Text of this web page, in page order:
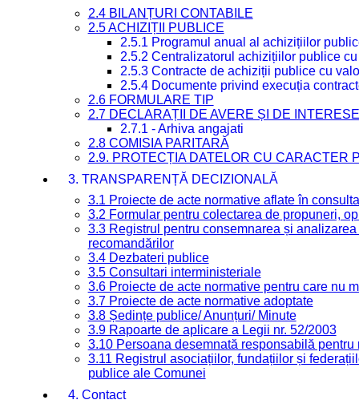
2.4 BILANȚURI CONTABILE
2.5 ACHIZIȚII PUBLICE
2.5.1 Programul anual al achizițiilor
2.5.2 Centralizatorul achizițiilor publice
2.5.3 Contracte de achiziții publice cu
2.5.4 Documente privind execuția
2.6 FORMULARE TIP
2.7 DECLARAȚII DE AVERE ȘI DE INTERESE
2.7.1 - Arhiva angajati
2.8 COMISIA PARITARĂ
2.9. PROTECȚIA DATELOR CU CARACTER
3. TRANSPARENȚĂ DECIZIONALĂ
3.1 Proiecte de acte normative aflate în
3.2 Formular pentru colectarea de propuneri,
3.3 Registrul pentru consemnarea și
recomandărilor
3.4 Dezbateri publice
3.5 Consultari interministeriale
3.6 Proiecte de acte normative pentru care nu
3.7 Proiecte de acte normative adoptate
3.8 Ședințe publice/ Anunțuri/ Minute
3.9 Rapoarte de aplicare a Legii nr. 52/2003
3.10 Persoana desemnată responsabilă
3.11 Registrul asociațiilor, fundațiilor și
publice ale Comunei
4. Contact